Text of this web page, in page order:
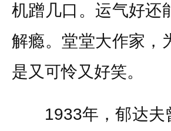
机蹭几口。运气好还
解瘾。堂堂大作家，
是又可怜又好笑。
1933年，郁达夫